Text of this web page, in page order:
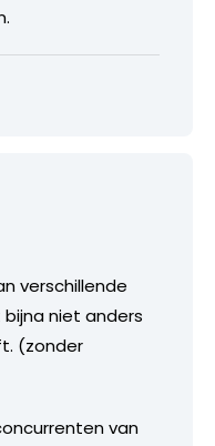
verschillende
niet anders
(zonder
van